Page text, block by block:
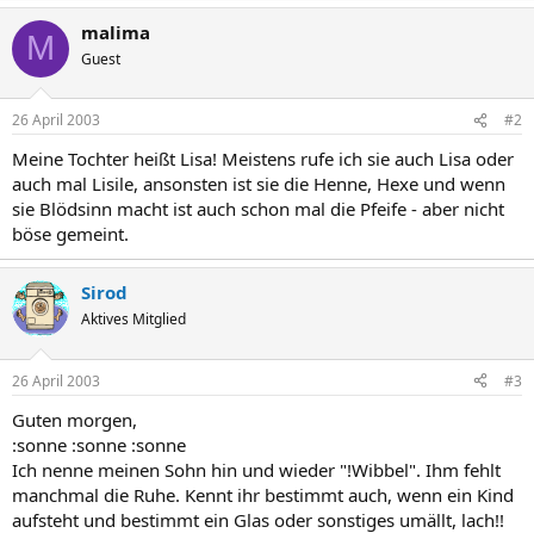
M malima
Guest
26 April 2003 #2
Meine Tochter heißt Lisa! Meistens rufe ich sie auch Lisa oder
auch mal Lisile, ansonsten ist sie die Henne, Hexe und wenn
sie Blödsinn macht ist auch schon mal die Pfeife - aber nicht
böse gemeint.
Sirod
Aktives Mitglied
26 April 2003 #3
Guten morgen,
:sonne :sonne :sonne
Ich nenne meinen Sohn hin und wieder "!Wibbel". Ihm fehlt
manchmal die Ruhe. Kennt ihr bestimmt auch, wenn ein Kind
aufsteht und bestimmt ein Glas oder sonstiges umällt, lach!!